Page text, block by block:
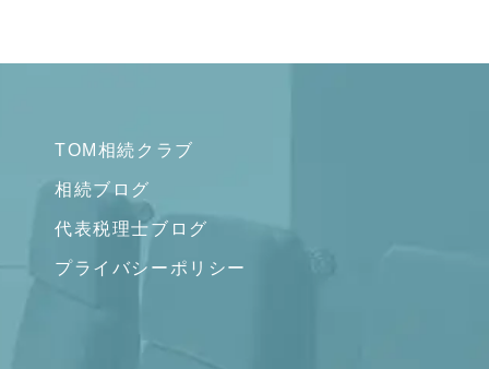
TOM相続クラブ
相続ブログ
代表税理士ブログ
プライバシーポリシー